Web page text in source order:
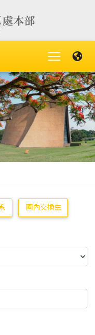
國內交換生